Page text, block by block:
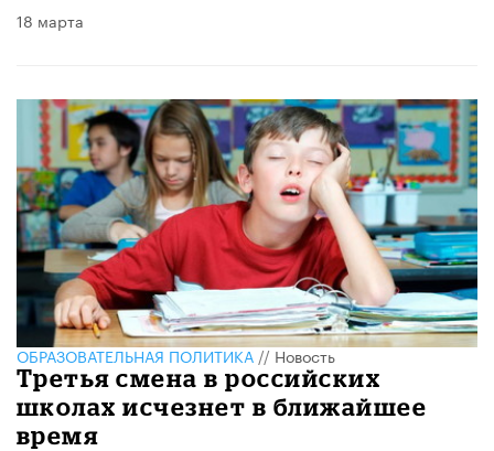
18 марта
ОБРАЗОВАТЕЛЬНАЯ ПОЛИТИКА//Новость
Третья смена в российских
школах исчезнет в ближайшее
время